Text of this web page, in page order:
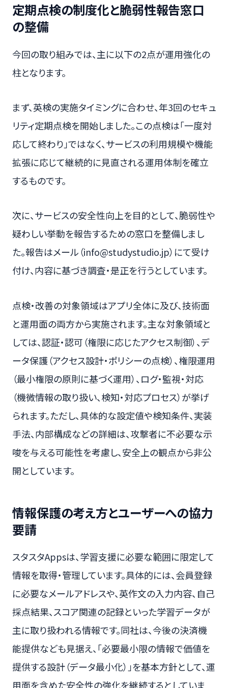
定期点検の制度化と脆弱性報告窓口
の整備
今回の取り組みでは、主に以下の2点が運用強化の
柱となります。
まず、英検の実施タイミングに合わせ、年3回のセキュ
リティ定期点検を開始しました。この点検は「一度対
応して終わり」ではなく、サービスの利用規模や機能
拡張に応じて継続的に見直される運用体制を確立
するものです。
次に、サービスの安全性向上を目的として、脆弱性や
疑わしい挙動を報告するための窓口を整備しまし
た。報告はメール（info@studystudio.jp）にて受け
付け、内容に基づき調査・是正を行うとしています。
点検・改善の対象領域はアプリ全体に及び、技術面
と運用面の両方から実施されます。主な対象領域と
しては、認証・認可（権限に応じたアクセス制御）、デ
ータ保護（アクセス設計・ポリシーの点検）、権限運用
（最小権限の原則に基づく運用）、ログ・監視・対応
（機微情報の取り扱い、検知・対応プロセス）が挙げ
られます。ただし、具体的な設定値や検知条件、実装
手法、内部構成などの詳細は、攻撃者に不必要な示
唆を与える可能性を考慮し、安全上の観点から非公
開としています。
情報保護の考え方とユーザーへの協力
要請
スタスタAppsは、学習支援に必要な範囲に限定して
情報を取得・管理しています。具体的には、会員登録
に必要なメールアドレスや、英作文の入力内容、自己
採点結果、スコア関連の記録といった学習データが
主に取り扱われる情報です。同社は、今後の決済機
能提供なども見据え、「必要最小限の情報で価値を
提供する設計（データ最小化）」を基本方針として、運
用面を含めた安全性の強化を継続するとしていま